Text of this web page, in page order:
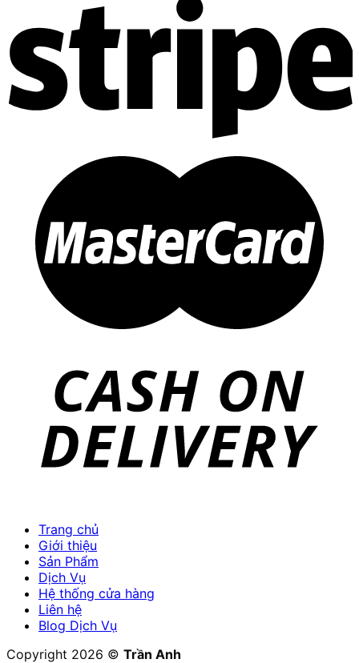
Trang chủ
Giới thiệu
Sản Phẩm
Dịch Vụ
Hệ thống cửa hàng
Liên hệ
Blog Dịch Vụ
Copyright 2026 © Trần Anh